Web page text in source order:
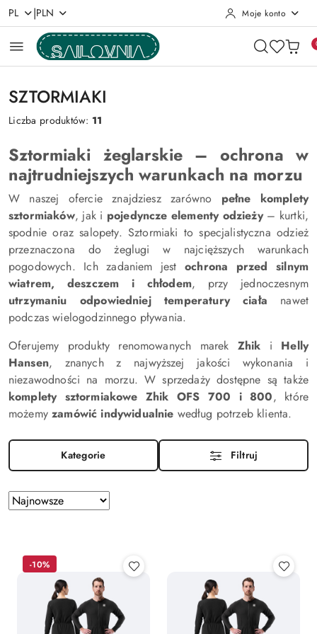
Przejdź do treści głównej
Przejdź do wyszukiwarki
Przejdź do moje konto
Przejdź do menu głównego
Przejdź do stopki
PL |PLN Moje konto
SZTORMIAKI
Liczba produktów: 11
Sztormiaki żeglarskie – ochrona w
najtrudniejszych warunkach na morzu
W naszej ofercie znajdziesz zarówno pełne komplety
sztormiaków, jak i pojedyncze elementy odzieży– kurtki,
spodnie oraz salopety. Sztormiaki to specjalistyczna odzież
przeznaczona do żeglugi w najcięższych warunkach
pogodowych. Ich zadaniem jestochrona przed silnym
wiatrem, deszczem i chłodem, przy jednoczesnym
utrzymaniu odpowiedniej temperatury ciała nawet
podczas wielogodzinnego pływania.
Oferujemy produkty renomowanych marek Zhik i Helly
Hansen, znanych z najwyższej jakości wykonania i
niezawodności na morzu. W sprzedaży dostępne są także
komplety sztormiakowe Zhik OFS 700 i 800, które
możemyzamówić indywidualnie według potrzeb klienta.
Kategorie Filtruj
Zastosowano
sortowanie:
Sortuj
według
-10%